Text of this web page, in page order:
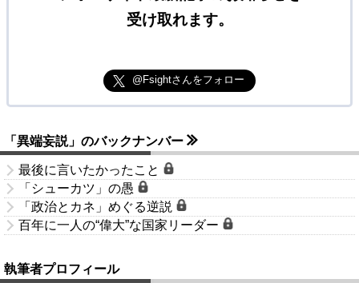
受け取れます。
@Fsightさんをフォロー
「異端妄説」のバックナンバー
最後に言いたかったこと
「シューカツ」の愚
「政治とカネ」めぐる逆説
百年に一人の“偉大”な国家リーダー
執筆者プロフィール